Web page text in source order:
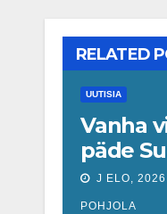
RELATED
UUTISIA
Vanha
päde
sanoo
joka
J ELO, 2026
POHJOLA